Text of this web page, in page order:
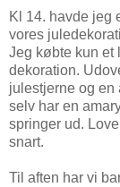
Kl 14. havde jeg
vores
Jeg købte kun et
dekoration.
julestjerne og en
selv har en
springer ud.
snart.
Til aften har vi